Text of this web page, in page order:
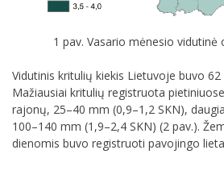
1 pav. Vasario mėnesio
Vidutinis kritulių kiekis Lietuvoje buvo 62
Mažiausiai kritulių registruota
rajonų, 25–40 mm (0,9–1,2 SKN),
100–140 mm (1,9–2,4 SKN) (2 pav.).
dienomis buvo registruoti pavojingo